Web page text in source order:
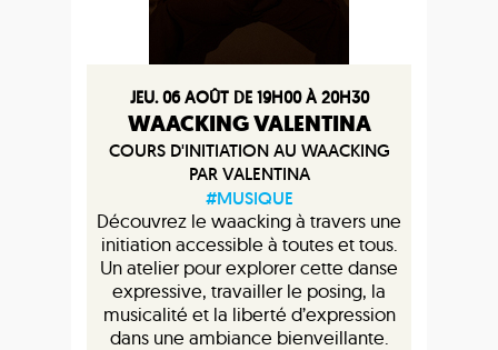
JEU. 06 AOÛT DE 19H00 À 20H30
WAACKING VALENTINA
COURS D'INITIATION AU WAACKING
PAR VALENTINA
#MUSIQUE
Découvrez le waacking à travers une
initiation accessible à toutes et tous.
Un atelier pour explorer cette danse
expressive, travailler le posing, la
musicalité et la liberté d’expression
dans une ambiance bienveillante.